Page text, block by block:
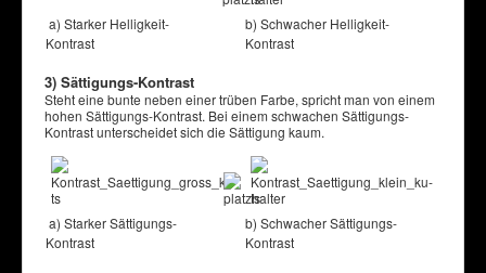
a) Starker Helligkeit-
Kontrast
b) Schwacher Helligkeit-
Kontrast
3) Sättigungs-Kontrast
Steht eine bunte neben einer trüben Farbe, spricht man von einem
hohen Sättigungs-Kontrast. Bei einem schwachen Sättigungs-
Kontrast unterscheidet sich die Sättigung kaum.
a) Starker Sättigungs-
Kontrast
b) Schwacher Sättigungs-
Kontrast